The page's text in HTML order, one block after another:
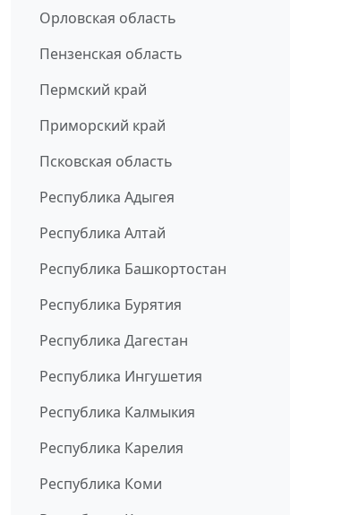
Орловская область
Пензенская область
Пермский край
Приморский край
Псковская область
Республика Адыгея
Республика Алтай
Республика Башкортостан
Республика Бурятия
Республика Дагестан
Республика Ингушетия
Республика Калмыкия
Республика Карелия
Республика Коми